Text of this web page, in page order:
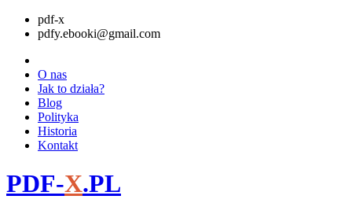
pdf-x
pdfy.ebooki@gmail.com
O nas
Jak to działa?
Blog
Polityka
Historia
Kontakt
PDF-X.PL